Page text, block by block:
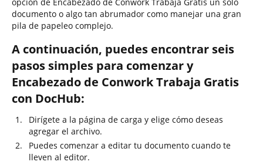
documento o algo tan abrumador como manejar una gran
pila de papeleo complejo.
A continuación, puedes encontrar seis
pasos simples para comenzar y
Encabezado de Conwork Trabaja Gratis
con DocHub:
Dirígete a la página de carga y elige cómo deseas
agregar el archivo.
Puedes comenzar a editar tu documento cuando te
lleven al editor.